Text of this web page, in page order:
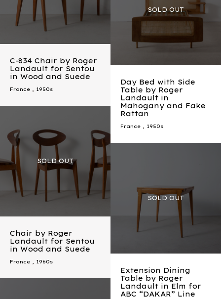
C-834 Chair by Roger
Landault for Sentou
in Wood and Suede
France , 1950s
Day Bed with Side
Table by Roger
Landault in
Mahogany and Fake
Rattan
France , 1950s
Chair by Roger
Landault for Sentou
in Wood and Suede
France , 1960s
Extension Dining
Table by Roger
Landault in Elm for
ABC “DAKAR” Line